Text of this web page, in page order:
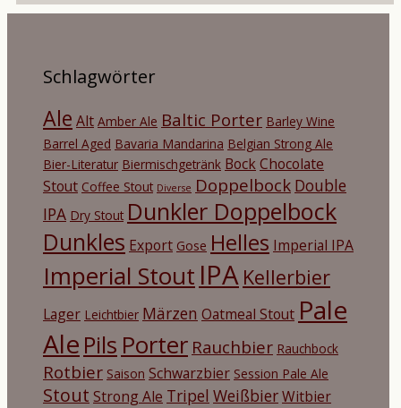
Schlagwörter
Ale Alt Amber Ale Baltic Porter Barley Wine
Barrel Aged Bavaria Mandarina Belgian Strong Ale
Bier-Literatur Biermischgetränk BockChocolate
Stout Coffee Stout Diverse Doppelbock Double
IPA Dry Stout Dunkler Doppelbock
Dunkles Export Gose Helles Imperial IPA
Imperial Stout IPA Kellerbier
Lager Leichtbier Märzen Oatmeal Stout Pale
Ale Pils Porter Rauchbier Rauchbock
Rotbier Saison Schwarzbier Session Pale Ale
Stout Strong Ale Tripel WeißbierWitbier